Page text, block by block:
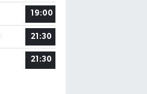
19:00
21:30
21:30